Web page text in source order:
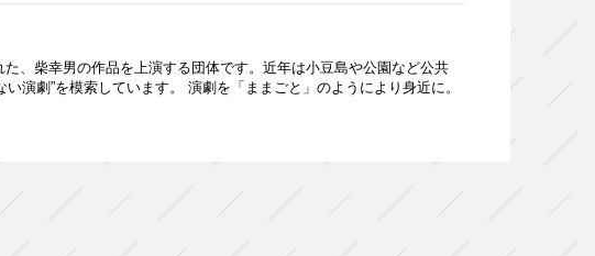
、柴幸男の作品を上演する団体です。近年は小豆島や公園など公共
演劇”を模索しています。 演劇を「ままごと」のようにより身近に。